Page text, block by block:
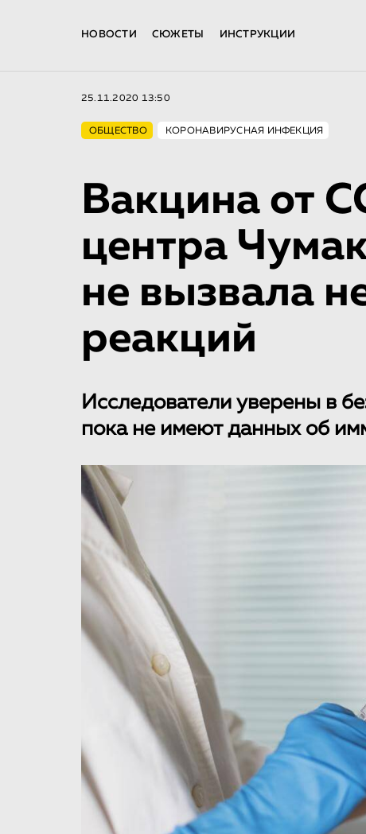
НОВОСТИ СЮЖЕТЫ ИНСТРУКЦИИ
25.11.2020 13:50
ОБЩЕСТВО КОРОНАВИРУСНАЯ ИНФЕКЦИЯ
Вакцина от
центра
не вызвала
реакций
Исследователи уверены в
пока не имеют данных об